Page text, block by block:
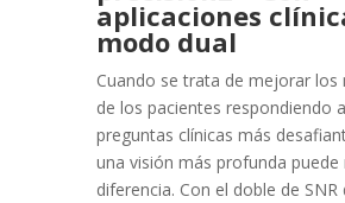
aplicaciones
modo dual
Cuando se trata de mejorar los
de los pacientes respondiendo
preguntas clínicas más
una visión más profunda puede
diferencia. Con el doble de SNR